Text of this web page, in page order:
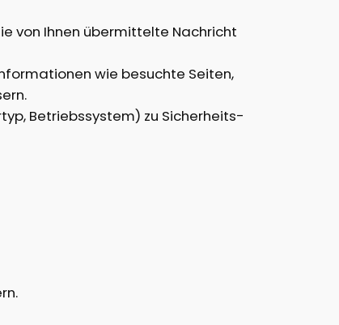
von Ihnen übermittelte Nachricht
wie besuchte Seiten,
Betriebssystem) zu Sicherheits-